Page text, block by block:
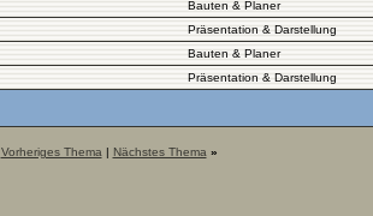
Bauten & Planer
Präsentation & Darstellung
Bauten & Planer
Präsentation & Darstellung
Vorheriges Thema | Nächstes Thema »